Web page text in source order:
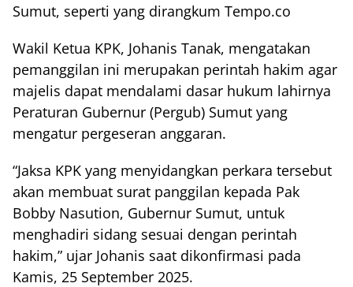
Sumut, seperti yang dirangkum Tempo.co
Wakil Ketua KPK, Johanis Tanak, mengatakan
pemanggilan ini merupakan perintah hakim agar
majelis dapat mendalami dasar hukum lahirnya
Peraturan Gubernur (Pergub) Sumut yang
mengatur pergeseran anggaran.
“Jaksa KPK yang menyidangkan perkara tersebut
akan membuat surat panggilan kepada Pak
Bobby Nasution, Gubernur Sumut, untuk
menghadiri sidang sesuai dengan perintah
hakim,” ujar Johanis saat dikonfirmasi pada
Kamis, 25 September 2025.